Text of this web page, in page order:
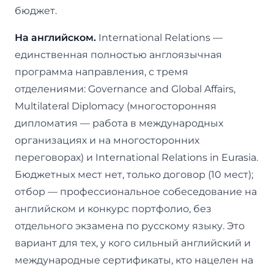
бюджет.
На английском. International Relations —
единственная полностью англоязычная
программа направления, с тремя
отделениями: Governance and Global Affairs,
Multilateral Diplomacy (многосторонняя
дипломатия — работа в международных
организациях и на многосторонних
переговорах) и International Relations in Eurasia.
Бюджетных мест нет, только договор (10 мест);
отбор — профессиональное собеседование на
английском и конкурс портфолио, без
отдельного экзамена по русскому языку. Это
вариант для тех, у кого сильный английский и
международные сертификаты, кто нацелен на